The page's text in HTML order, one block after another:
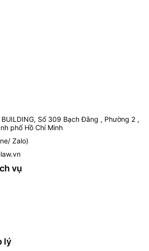
Số 309 Bạch Đằng , Phường 2 ,
phố Hồ Chí Minh
Zalo)
vụ
lý